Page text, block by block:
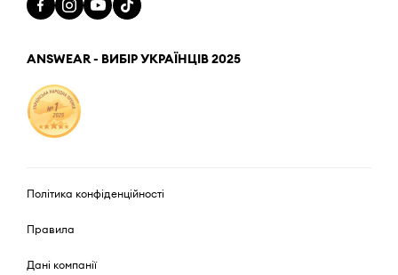
ANSWEAR - ВИБІР УКРАЇНЦІВ 2025
Політика конфіденційності
Правила
Дані компанії